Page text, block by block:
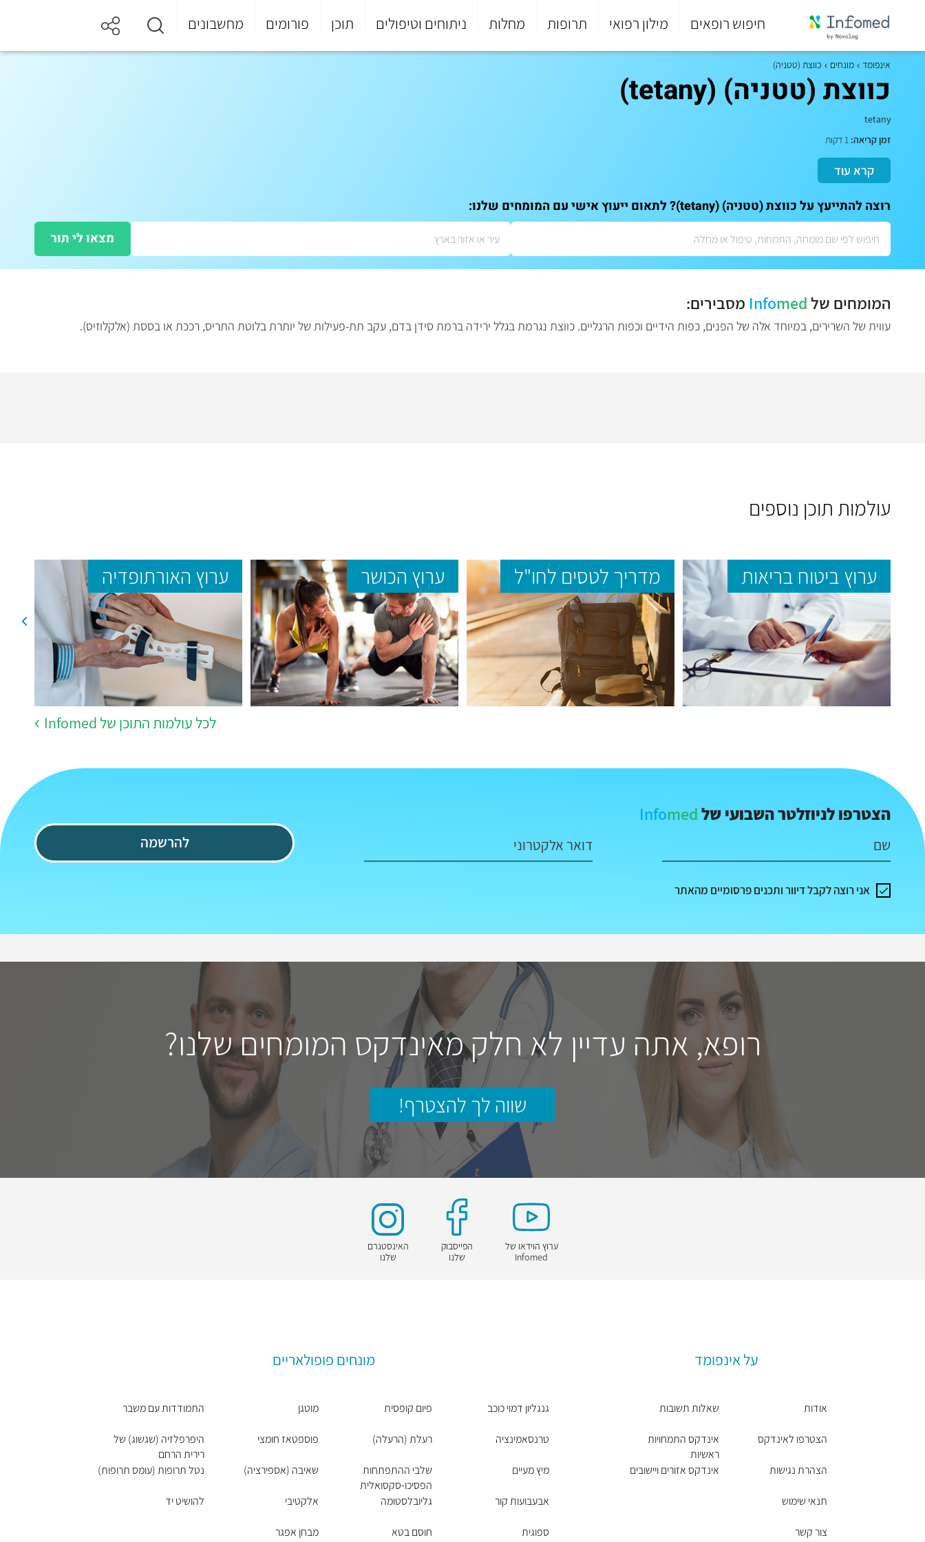
חיפוש רופאים מילון רפואי תרופות מחלות ניתוחים וטיפולים תוכן פורומים מחשבונים
סוף
התפריט
אינפומד מונחים כווצת (טטניה)
כווצת (טטניה) (tetany)
tetany
זמן קריאה:
קרא עוד
רוצה להתייעץ על כווצת (טטניה) (tetany)? לתאום ייעוץ אישי עם המומחים שלנו:
מצאו לי תור
המומחים של Infomed מסבירים:
עווית של השרירים, במיוחד אלה של הפנים, כפות הידיים וכפות הרגליים. כווצת נגרמת בגלל ירידה ברמת סידן בדם, עקב תת-פעילות של יותרת בלוטת התריס, רככת או בססת (אלקלוזיס).
עולמות תוכן נוספים
ערוץ ביטוח בריאות מדריך לטסים לחו"ל ערוץ הכושר ערוץ האורתופדיה
לכל עולמות התוכן של Infomed
הצטרפו לניוזלטר השבועי של Infomed
שם דואר אלקטרוני להרשמה
אני רוצה לקבל דיוור ותכנים פרסומיים מהאתר
רופא, אתה עדיין לא חלק מאינדקס המומחים שלנו?
שווה לך להצטרף!
ערוץ הוידאו של
Infomed
הפייסבוק
שלנו
האינסטגרם
שלנו
על אינפומד
אודות
הצטרפו לאינדקס
הצהרת נגישות
תנאי שימוש
צור קשר
שאלות תשובות
אינדקס התמחויות
ראשיות
אינדקס אזורים ויישובים
מונחים פופולאריים
גנגליון דמוי כוכב
טרנסאמינציה
מיץ מעיים
אבעבועות קור
ספוגית
פיום קופסית
רעלת (הרעלה)
שלבי ההתפתחות
הפסיכו-סקסואלית
גליובלסטומה
חוסם בטא
מוטגן
פוספטאז חומצי
שאיבה (אספירציה)
אלקטיבי
מבחן אפגר
התמודדות עם משבר
היפרפלזיה (שגשוג) של
רירית הרחם
נטל תרופות (עומס תרופות)
להושיט יד